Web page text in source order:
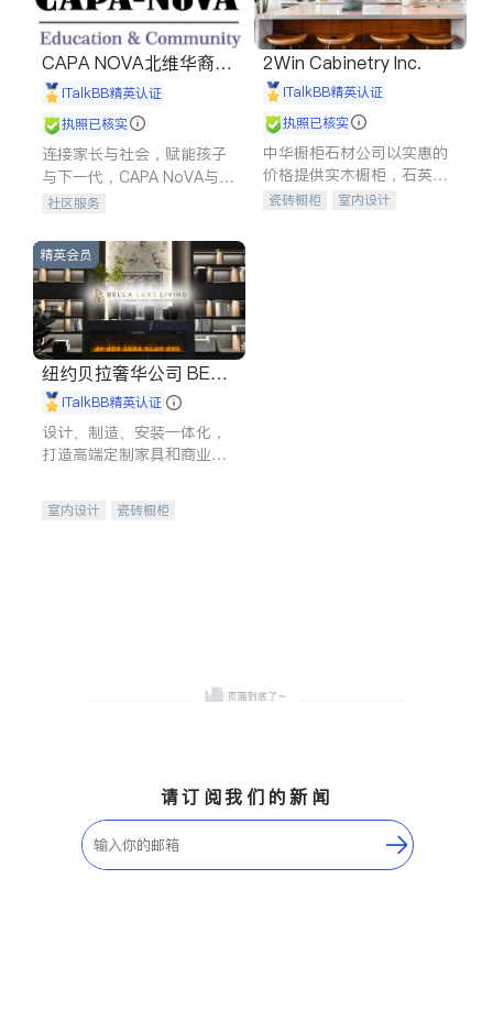
CAPA NOVA北维华裔家
长会iTalkBB精英认证
执照已核实
连接家长与社会，赋能孩子
与下一代，CAPA NoVA与您
携手建设包容、公平、充满
社区服务
2Win Cabinetry Inc.
iTalkBB精英认证
执照已核实
中华橱柜石材公司以实惠的
价格提供实木橱柜，石英石
台面，多种优质不锈钢水
瓷砖橱柜
室内设计
精英会员
纽约贝拉奢华公司 BELL
A LUXE
iTalkBB精英认证
设计、制造、安装一体化，
打造高端定制家具和商业空
室内设计
瓷砖橱柜
请订阅我们的新闻